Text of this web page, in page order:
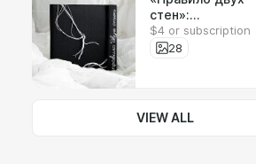
стен»:
новой книги
$4 or subscription
28
VIEW ALL